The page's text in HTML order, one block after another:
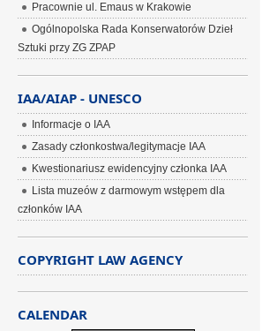
Pracownie ul. Emaus w Krakowie
Ogólnopolska Rada Konserwatorów Dzieł
Sztuki przy ZG ZPAP
IAA/AIAP - UNESCO
Informacje o IAA
Zasady członkostwa/legitymacje IAA
Kwestionariusz ewidencyjny członka IAA
Lista muzeów z darmowym wstępem dla
członków IAA
COPYRIGHT LAW AGENCY
CALENDAR